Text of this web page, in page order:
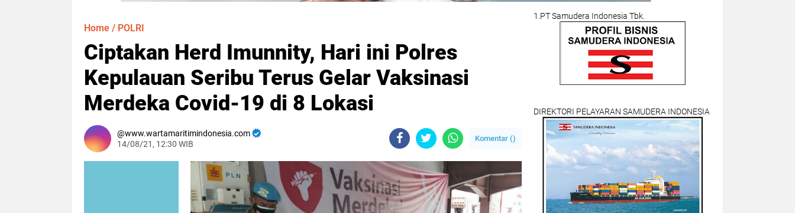
Home / POLRI
Ciptakan Herd Imunnity, Hari ini Polres
Kepulauan Seribu Terus Gelar Vaksinasi
Merdeka Covid-19 di 8 Lokasi
www.wartamaritimindonesia.com
14/08/21, 12:30 WIB
Komentar ()
1.PT Samudera Indonesia Tbk.
DIREKTORI PELAYARAN SAMUDERA INDONESIA